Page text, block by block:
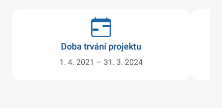
Doba trvání projektu
1. 4. 2021 – 31. 3. 2024